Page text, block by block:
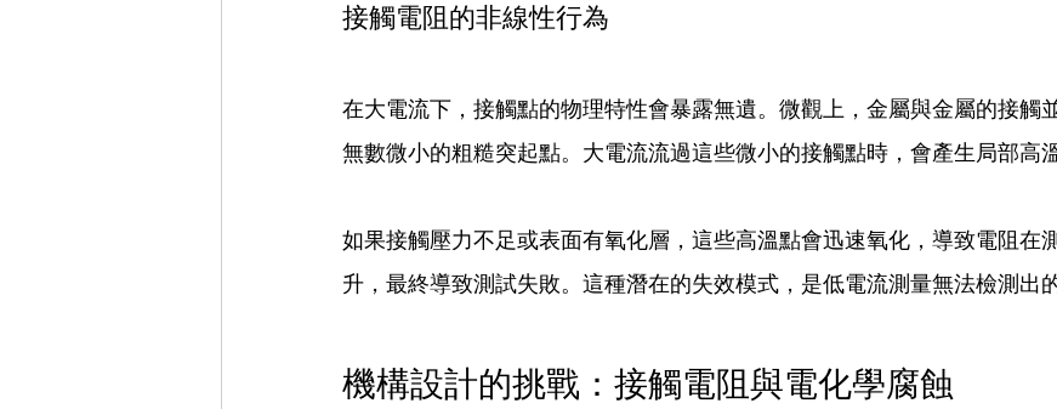
接觸電阻的非線性行為
在大電流下，接觸點的物理特性會暴露無遺。微觀上，金屬與金屬的接觸
無數微小的粗糙突起點。大電流流過這些微小的接觸點時，會產生局部高溫
如果接觸壓力不足或表面有氧化層，這些高溫點會迅速氧化，導致電阻在
升，最終導致測試失敗。這種潛在的失效模式，是低電流測量無法檢測出的
機構設計的挑戰：接觸電阻與電化學腐蝕